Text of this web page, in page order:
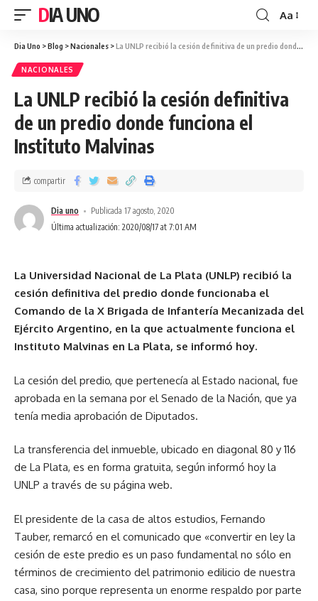
DIA UNO Aa
Dia Uno >Blog >Nacionales >La UNLP recibió la cesión definitiva de un predio donde funciona el Instituto Malvinas
NACIONALES
La UNLP recibió la cesión definitiva
de un predio donde funciona el
Instituto Malvinas
Última actualización: 2020/08/17 at 7:01 AM
Dia uno Publicada 17 agosto, 2020
compartir
La Universidad Nacional de La Plata (UNLP) recibió la
cesión definitiva del predio donde funcionaba el
Comando de la X Brigada de Infantería Mecanizada del
Ejército Argentino, en la que actualmente funciona el
Instituto Malvinas en La Plata, se informó hoy.
La cesión del predio, que pertenecía al Estado nacional, fue
aprobada en la semana por el Senado de la Nación, que ya
tenía media aprobación de Diputados.
La transferencia del inmueble, ubicado en diagonal 80 y 116
de La Plata, es en forma gratuita, según informó hoy la
UNLP a través de su página web.
El presidente de la casa de altos estudios, Fernando
Tauber, remarcó en el comunicado que «convertir en ley la
cesión de este predio es un paso fundamental no sólo en
términos de crecimiento del patrimonio edilicio de nuestra
casa, sino porque representa un enorme respaldo por parte